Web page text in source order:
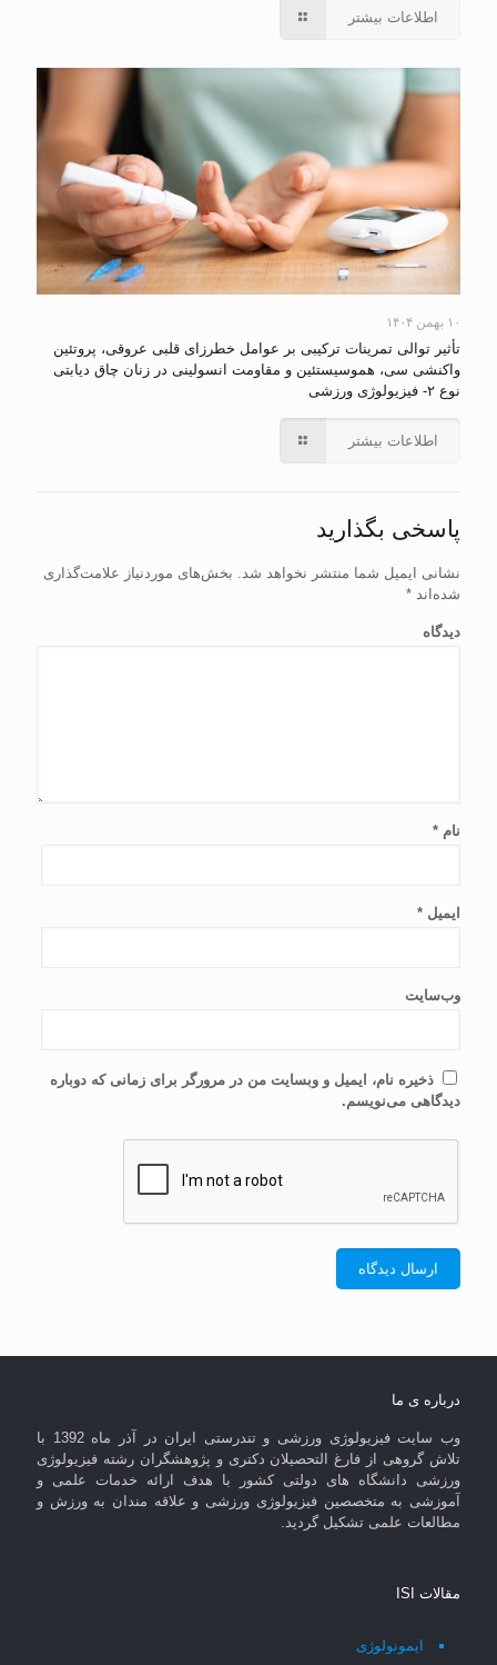
اطلاعات بیشتر
۱۰ بهمن ۱۴۰۴
تأثیر توالی تمرینات ترکیبی بر عوامل خطرزای قلبی عروقی، پروتئین
واکنشی سی، هموسیستئین و مقاومت انسولینی در زنان چاق دیابتی
نوع ۲- فیزیولوژی ورزشی
اطلاعات بیشتر
پاسخی بگذارید
نشانی ایمیل شما منتشر نخواهد شد.
بخش‌های موردنیاز علامت‌گذاری
شده‌اند *
دیدگاه
نام *
ایمیل *
وب‌سایت
ذخیره نام، ایمیل و وبسایت من در مرورگر برای زمانی که دوباره
دیدگاهی می‌نویسم.
درباره ی ما
وب سایت فیزیولوژی ورزشی و تندرستی ایران در آذر ماه 1392 با
تلاش گروهی از فارغ التحصیلان دکتری و پژوهشگران رشته فیزیولوژی
ورزشی دانشگاه های دولتی کشور با هدف ارائه خدمات علمی و
آموزشی به متخصصین فیزیولوژی ورزشی و علاقه مندان به ورزش و
مطالعات علمی تشکیل گردید.
مقالات ISI
ایمونولوژی